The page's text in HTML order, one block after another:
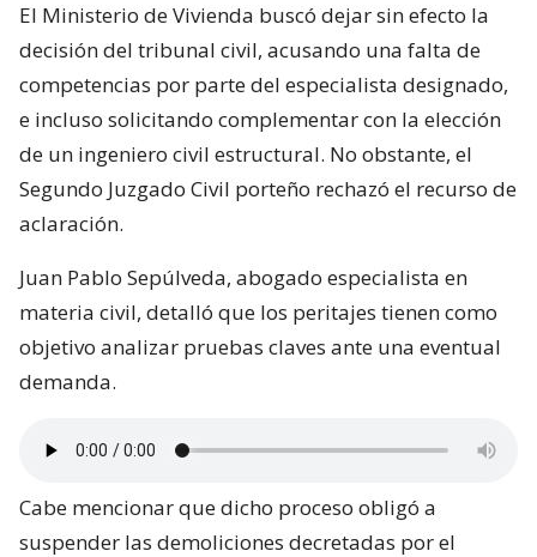
El Ministerio de Vivienda buscó dejar sin efecto la
decisión del tribunal civil, acusando una falta de
competencias por parte del especialista designado,
e incluso solicitando complementar con la elección
de un ingeniero civil estructural. No obstante, el
Segundo Juzgado Civil porteño rechazó el recurso de
aclaración.
Juan Pablo Sepúlveda, abogado especialista en
materia civil, detalló que los peritajes tienen como
objetivo analizar pruebas claves ante una eventual
demanda.
Cabe mencionar que dicho proceso obligó a
suspender las demoliciones decretadas por el